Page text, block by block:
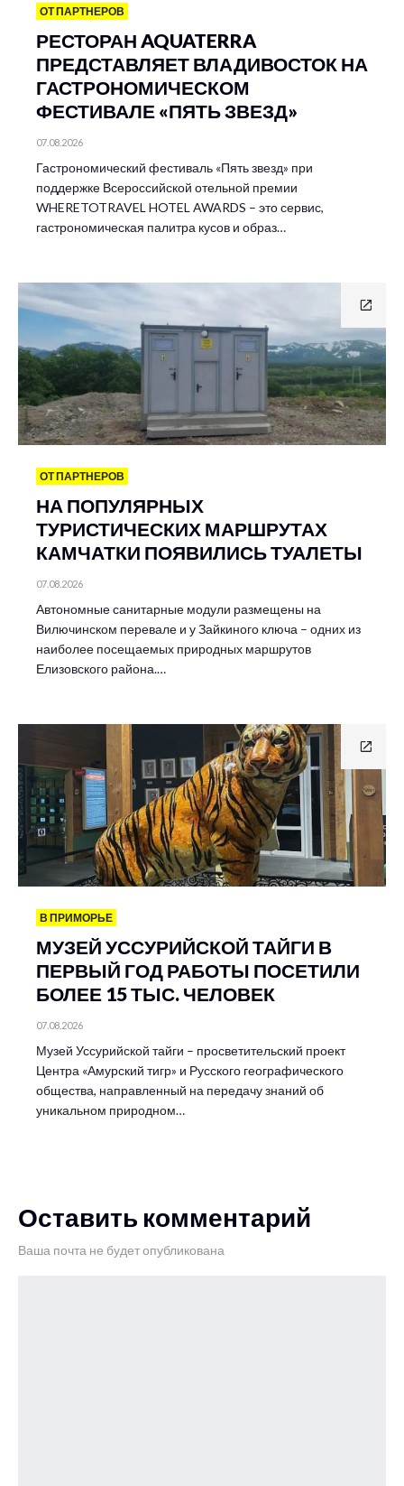
ОТ ПАРТНЕРОВ
РЕСТОРАН AQUATERRA
ПРЕДСТАВЛЯЕТ ВЛАДИВОСТОК НА
ГАСТРОНОМИЧЕСКОМ
ФЕСТИВАЛЕ «ПЯТЬ ЗВЕЗД»
07.08.2026
Гастрономический фестиваль «Пять звезд» при
поддержке Всероссийской отельной премии
WHERETOTRAVEL HOTEL AWARDS – это сервис,
гастрономическая палитра кусов и образ…
ОТ ПАРТНЕРОВ
НА ПОПУЛЯРНЫХ
ТУРИСТИЧЕСКИХ МАРШРУТАХ
КАМЧАТКИ ПОЯВИЛИСЬ ТУАЛЕТЫ
07.08.2026
Автономные санитарные модули размещены на
Вилючинском перевале и у Зайкиного ключа – одних из
наиболее посещаемых природных маршрутов
Елизовского района.…
В ПРИМОРЬЕ
МУЗЕЙ УССУРИЙСКОЙ ТАЙГИ В
ПЕРВЫЙ ГОД РАБОТЫ ПОСЕТИЛИ
БОЛЕЕ 15 ТЫС. ЧЕЛОВЕК
07.08.2026
Музей Уссурийской тайги – просветительский проект
Центра «Амурский тигр» и Русского географического
общества, направленный на передачу знаний об
уникальном природном…
Оставить комментарий
Ваша почта не будет опубликована